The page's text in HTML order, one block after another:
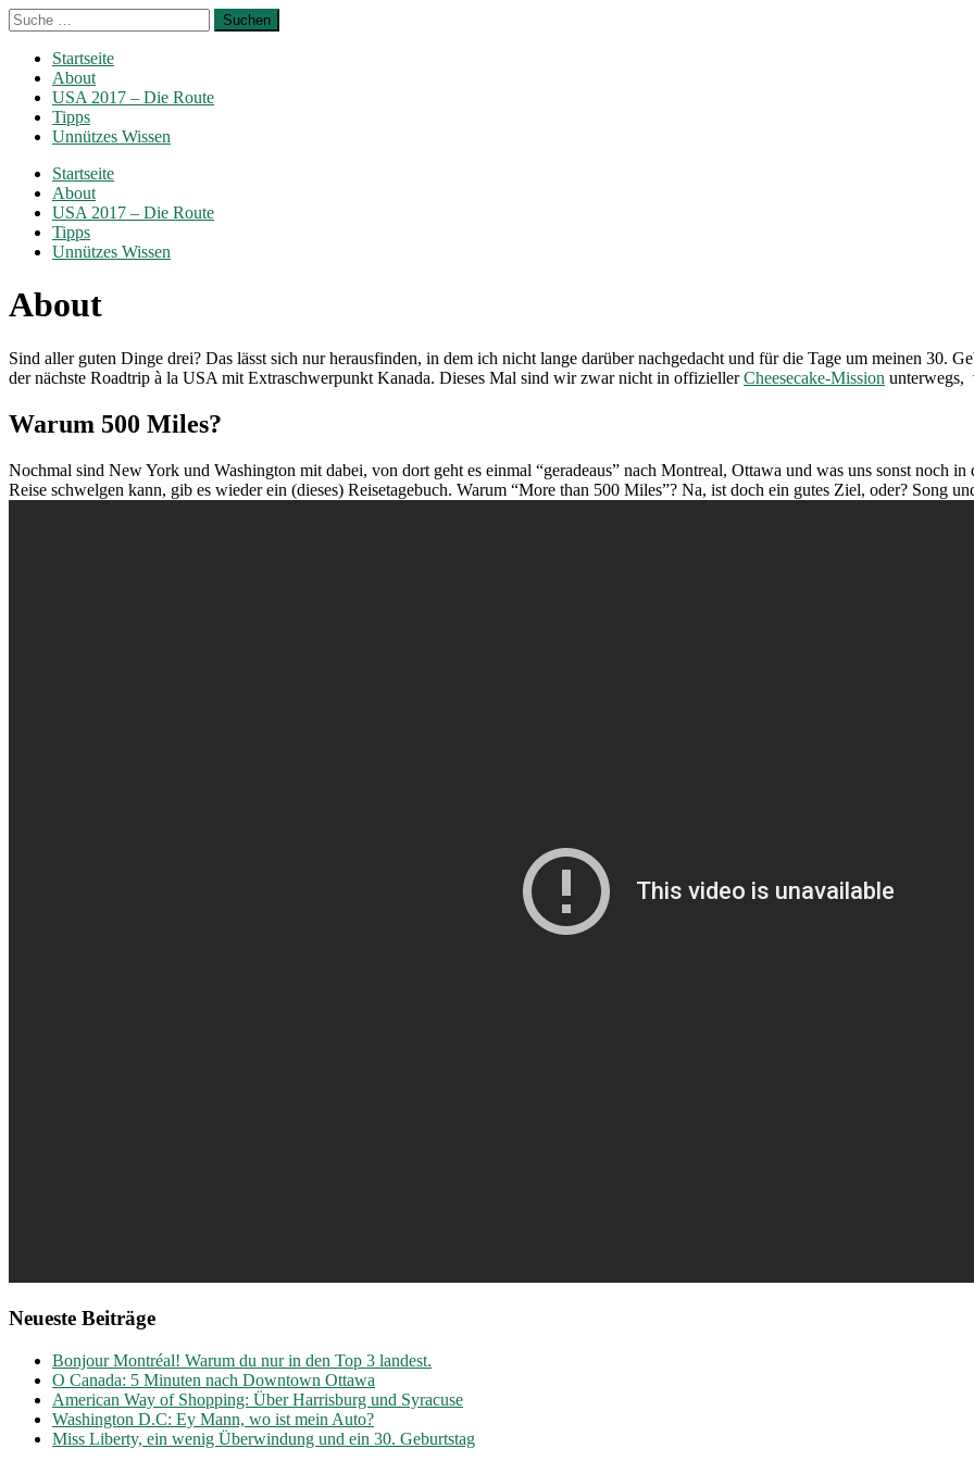
Startseite
About
USA 2017 – Die Route
Tipps
Unnützes Wissen
Startseite
About
USA 2017 – Die Route
Tipps
Unnützes Wissen
About
Sind aller guten Dinge drei? Das lässt sich nur herausfinden, in dem ich nicht lange darüber nachgedacht und für die Tage um meinen 30.
der nächste Roadtrip à la USA mit Extraschwerpunkt Kanada. Dieses Mal sind wir zwar nicht in offiziellerCheesecake-Mission unterwegs,
Warum 500 Miles?
Nochmal sind New York und Washington mit dabei, von dort geht es einmal “geradeaus” nach Montreal, Ottawa und was uns sonst noch
Reise schwelgen kann, gib es wieder ein (dieses) Reisetagebuch. Warum “More than 500 Miles”? Na, ist doch ein gutes Ziel, oder? Song
Neueste Beiträge
Bonjour Montréal! Warum du nur in den Top 3 landest.
O Canada: 5 Minuten nach Downtown Ottawa
American Way of Shopping: Über Harrisburg und Syracuse
Washington D.C: Ey Mann, wo ist mein Auto?
Miss Liberty, ein wenig Überwindung und ein 30. Geburtstag